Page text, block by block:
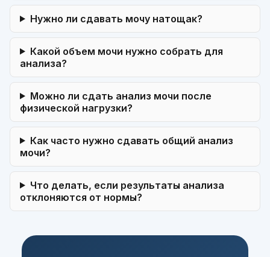
Нужно ли сдавать мочу натощак?
Какой объем мочи нужно собрать для
анализа?
Можно ли сдать анализ мочи после
физической нагрузки?
Как часто нужно сдавать общий анализ
мочи?
Что делать, если результаты анализа
отклоняются от нормы?